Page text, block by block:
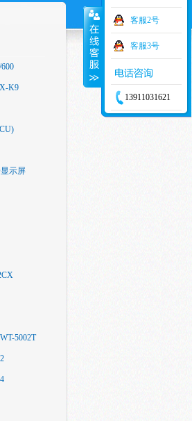
K9
示屏
5002T
客服2号
客服3号
13911031621